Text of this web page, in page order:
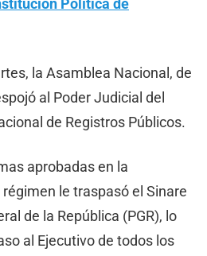
Política de
la Asamblea Nacional, de
al Poder Judicial del
de Registros Públicos.
aprobadas en la
le traspasó el Sinare
de la República (PGR), lo
al Ejecutivo de todos los